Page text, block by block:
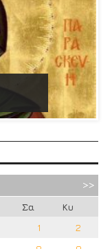
Σα
Κυ
1
2